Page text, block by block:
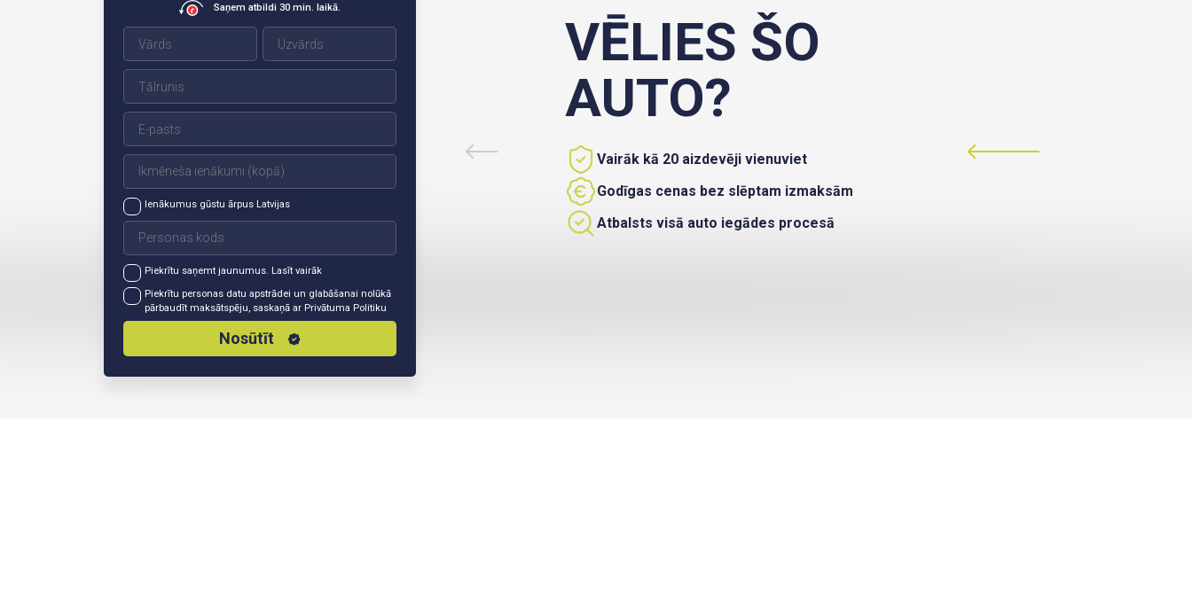
Saņem atbildi 30 min. laikā.
Ienākumus gūstu ārpus Latvijas
Piekrītu saņemt jaunumus. Lasīt vairāk
Piekrītu personas datu apstrādei un glabāšanai nolūkā
pārbaudīt maksātspēju, saskaņā ar Privātuma Politiku
Nosūtīt
VĒLIES ŠO
AUTO?
Vairāk kā 20 aizdevēji vienuviet
Godīgas cenas bez slēptam izmaksām
Atbalsts visā auto iegādes procesā